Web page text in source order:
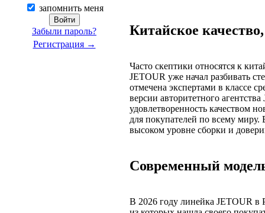
запомнить меня
Забыли пароль?
Регистрация →
Китайское
Часто скептики относятся к
JETOUR уже начал разбивать
отмечена экспертами в классе
версии авторитетного
удовлетворенность качеством
для покупателей по всему
высоком уровне сборки и
Современный
В 2026 году линейка JETOUR в